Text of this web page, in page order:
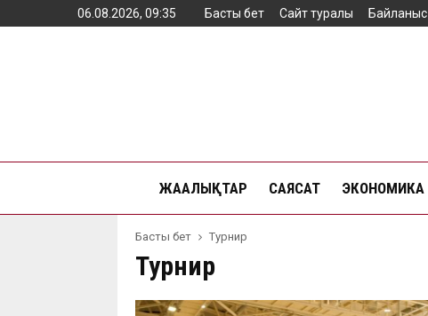
06.08.2026, 09:35 Басты бет Сайт туралы Байланыс
ЖАҢАЛЫҚТАР САЯСАТ ЭКОНОМИКА
Басты бет Турнир
Турнир